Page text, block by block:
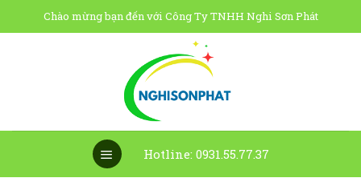
to
Chào mừng bạn đến với Công Ty TNHH Nghi Sơn Phát
Hotline: 0931.55.77.37